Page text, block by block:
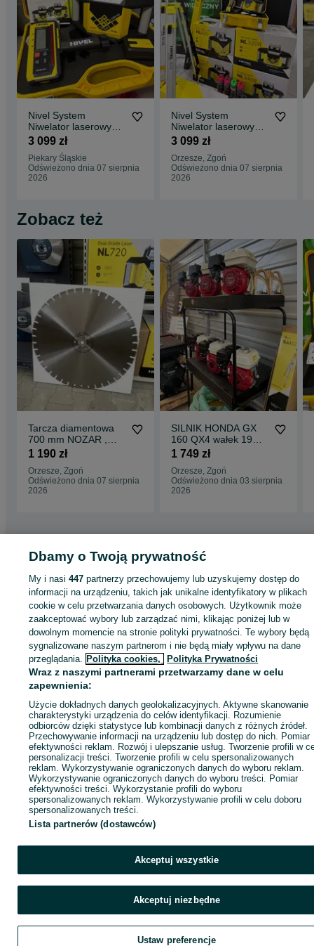
Nivel System
Niwelator laserowy
NL320 R lata statyw
+ Dalmierz HDM Little
Friend
3 099 zł
Piekary Śląskie
Odświeżono dnia 07 sierpnia
2026
Nivel System
Niwelator laserowy
NL320 R lata statyw
3 099 zł
Orzesze, Zgoń
Odświeżono dnia 07 sierpnia
2026
Zobacz też
Tarcza diamentowa
700 mm NOZAR ,
SILKI , Cegły,
1 190 zł
Orzesze, Zgoń
Odświeżono dnia 07 sierpnia
2026
SILNIK HONDA GX
160 QX4 wałek 19
mm ,20 mm , Nowe,
1 749 zł
Orzesze, Zgoń
Odświeżono dnia 03 sierpnia
2026
Strona główna Dom i Ogród Narzędzia
narzędzi - Śląskie
Osprzęt do narzędzi - Orzesze Osprzęt do narzędzi -
KATEGORIA
ID:912113836 Wyświetlenia:
Zadzwoń / SMS
Dbamy o Twoją prywatność
My i nasi447 partnerzy przechowujemy lub uzyskujemy dostęp do
informacji na urządzeniu, takich jak unikalne identyfikatory w plikach
cookie w celu przetwarzania danych osobowych. Użytkownik może
zaakceptować wybory lub zarządzać nimi, klikając poniżej lub w
dowolnym momencie na stronie polityki prywatności. Te wybory będą
sygnalizowane naszym partnerom i nie będą miały wpływu na dane
przeglądania. Polityka cookies, Polityka Prywatności
Wraz z naszymi partnerami przetwarzamy dane w celu
zapewnienia:
Użycie dokładnych danych geolokalizacyjnych. Aktywne skanowanie
charakterystyki urządzenia do celów identyfikacji. Rozumienie
odbiorców dzięki statystyce lub kombinacji danych z różnych źródeł.
Przechowywanie informacji na urządzeniu lub dostęp do nich. Pomiar
efektywności reklam. Rozwój i ulepszanie usług. Tworzenie profili w
personalizacji treści. Tworzenie profili w celu spersonalizowanych
reklam. Wykorzystywanie ograniczonych danych do wyboru reklam.
Wykorzystywanie ograniczonych danych do wyboru treści. Pomiar
efektywności treści. Wykorzystanie profili do wyboru
spersonalizowanych reklam. Wykorzystywanie profili w celu doboru
spersonalizowanych treści.
Lista partnerów (dostawców)
Akceptuj wszystkie
Akceptuj niezbędne
Ustaw preferencje